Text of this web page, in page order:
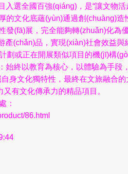
入選全國百強(qiáng)，是“讓文物活
的文化底蘊(yùn)通過創(chuàng)造
發(fā)展，完全能夠轉(zhuǎn)化為
產(chǎn)品，實現(xiàn)社會效益與
劃或正在開展類似項目的機(jī)構
始終以教育為核心，以體驗為手段
身文化獨特性，最終在文旅融合的
有文化傳承力的精品項目。
：
86.html